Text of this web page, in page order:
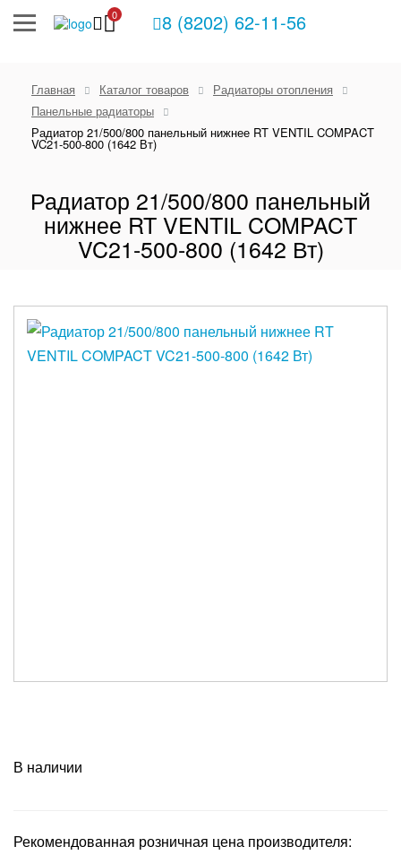
0 8 (8202) 62-11-56
Главная Каталог товаров
Радиаторы отопления
Панельные радиаторы
Радиатор 21/500/800 панельный нижнее RT VENTIL COMPACT
VC21-500-800 (1642 Вт)
Радиатор 21/500/800 панельный
нижнее RT VENTIL COMPACT
VC21-500-800 (1642 Вт)
В наличии
Рекомендованная розничная цена производителя: